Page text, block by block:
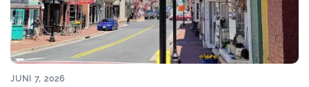
JUNI 7, 2026